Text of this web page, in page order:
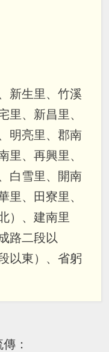
新生里、竹溪
里、新昌里、
明亮里、郡南
里、再興里、
白雪里、開南
里、田寮里、
）、建南里
路二段以
以東）、省躬
：